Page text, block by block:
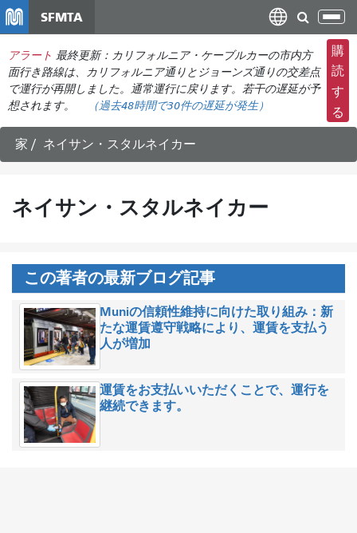
ン
コ
ン
テ
ン
ツ
に
動
SFMTA
ナ
ビ
ゲ
ー
シ
ョ
の
アラート 最終更新：カリフォルニア・ケーブルカーの市内方
面行き路線は、カリフォルニア通りとジョーンズ通りの交差点
で運行が再開しました。通常運行に戻ります。若干の遅延が予
想されます。
（過去48時間で30件の遅延が発生）
購
読
す
る
家 ネイサン・スタルネイカー
ネイサン・スタルネイカー
この著者の最新ブログ記事
Muniの信頼性維持に向けた取り組み：新
たな運賃遵守戦略により、運賃を支払う
人が増加
運賃をお支払いいただくことで、運行を
継続できます。